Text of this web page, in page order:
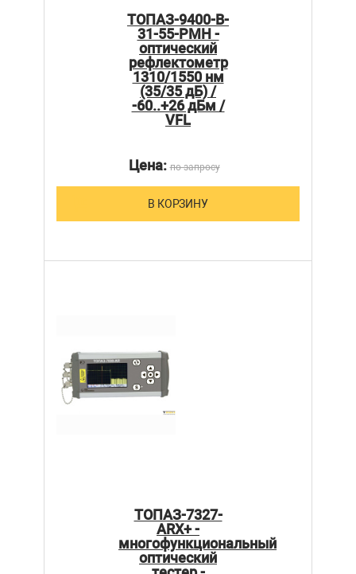
ТОПАЗ-9400-B-
31-55-PMH -
оптический
рефлектометр
1310/1550 нм
(35/35 дБ) /
-60..+26 дБм /
VFL
Цена:по запросу
В КОРЗИНУ
ТОПАЗ-7327-
ARX+ -
многофункциональный
оптический